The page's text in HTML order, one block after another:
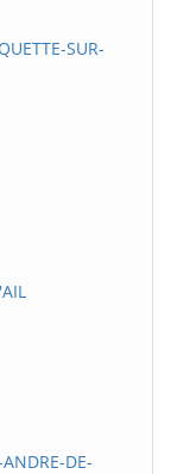
SUR-
DE-